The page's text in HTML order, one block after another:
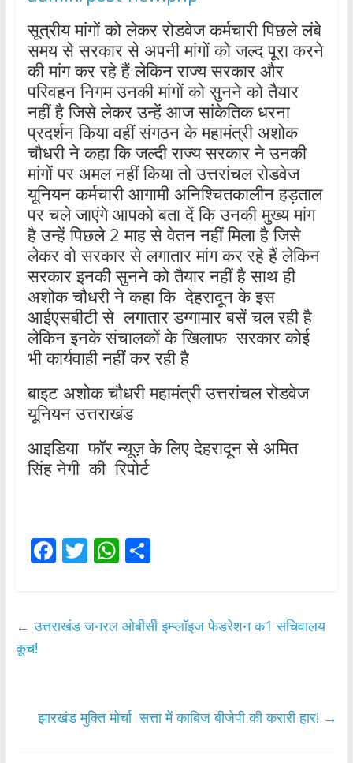
सूत्रीय मांगों को लेकर रोडवेज कर्मचारी पिछले लंबे
समय से सरकार से अपनी मांगों को जल्द पूरा करने
की मांग कर रहे हैं लेकिन राज्य सरकार और
परिवहन निगम उनकी मांगों को सुनने को तैयार
नहीं है जिसे लेकर उन्हें आज सांकेतिक धरना
प्रदर्शन किया वहीं संगठन के महामंत्री अशोक
चौधरी ने कहा कि जल्दी राज्य सरकार ने उनकी
मांगों पर अमल नहीं किया तो उत्तरांचल रोडवेज
यूनियन कर्मचारी आगामी अनिश्चितकालीन हड़ताल
पर चले जाएंगे आपको बता दें कि उनकी मुख्य मांग
है उन्हें पिछले 2 माह से वेतन नहीं मिला है जिसे
लेकर वो सरकार से लगातार मांग कर रहे हैं लेकिन
सरकार इनकी सुनने को तैयार नहीं है साथ ही
अशोक चौधरी ने कहा कि देहरादून के इस
आईएसबीटी से लगातार डग्गामार बसें चल रही है
लेकिन इनके संचालकों के खिलाफ सरकार कोई
भी कार्यवाही नहीं कर रही है
बाइट अशोक चौधरी महामंत्री उत्तरांचल रोडवेज
यूनियन उत्तराखंड
आइडिया फॉर न्यूज़ के लिए देहरादून से अमित
सिंह नेगी की रिपोर्ट
F
b
k
T
er
W
s
p
S
e
← उत्तराखंड जनरल ओबीसी इम्प्लॉइज फेडरेशन क1 सचिवालय
कूच!
झारखंड मुक्ति मोर्चा सत्ता में काबिज बीजेपी की करारी हार! →